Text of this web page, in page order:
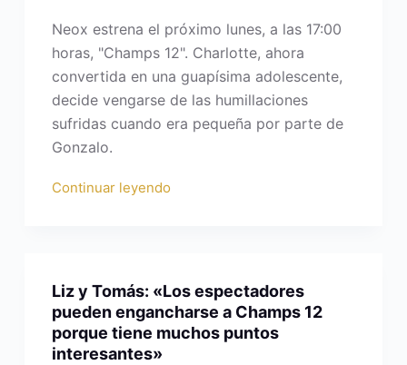
Neox estrena el próximo lunes, a las 17:00
horas, "Champs 12". Charlotte, ahora
convertida en una guapísima adolescente,
decide vengarse de las humillaciones
sufridas cuando era pequeña por parte de
Gonzalo.
Continuar leyendo
Liz y Tomás: «Los espectadores
pueden engancharse a Champs 12
porque tiene muchos puntos
interesantes»